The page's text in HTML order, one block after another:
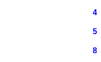
4
5
8